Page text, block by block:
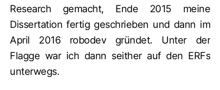
Research gemacht, Ende 2015 meine
Dissertation fertig geschrieben und dann im
April 2016 robodev gründet. Unter der
Flagge war ich dann seither auf den ERFs
unterwegs.